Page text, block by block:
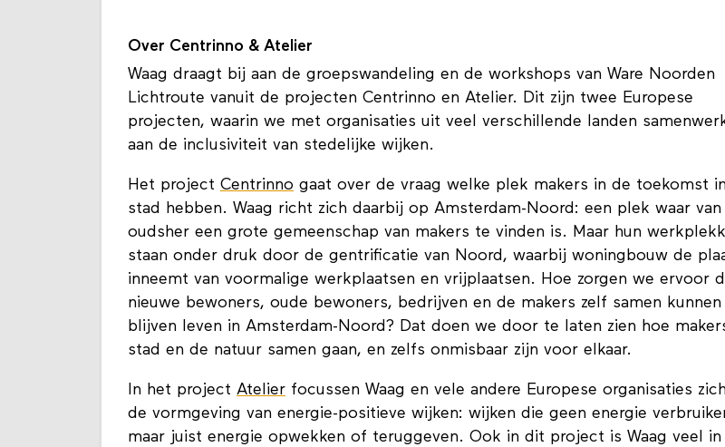
Over Centrinno & Atelier
Waag draagt bij aan de groepswandeling en de workshops van Ware Noorden
Lichtroute vanuit de projecten Centrinno en Atelier. Dit zijn twee Europese
projecten, waarin we met organisaties uit veel verschillende landen
aan de inclusiviteit van stedelijke wijken.
Het project Centrinno gaat over de vraag welke plek makers in de toekomst
stad hebben. Waag richt zich daarbij op Amsterdam-Noord: een plek waar van
oudsher een grote gemeenschap van makers te vinden is. Maar hun
staan onder druk door de gentrificatie van Noord, waarbij woningbouw de
inneemt van voormalige werkplaatsen en vrijplaatsen. Hoe zorgen we ervoor
nieuwe bewoners, oude bewoners, bedrijven en de makers zelf samen kunnen
blijven leven in Amsterdam-Noord? Dat doen we door te laten zien hoe
stad en de natuur samen gaan, en zelfs onmisbaar zijn voor elkaar.
In het project Atelier focussen Waag en vele andere Europese organisaties
de vormgeving van energie-positieve wijken: wijken die geen energie
maar juist energie opwekken of teruggeven. Ook in dit project is Waag veel in